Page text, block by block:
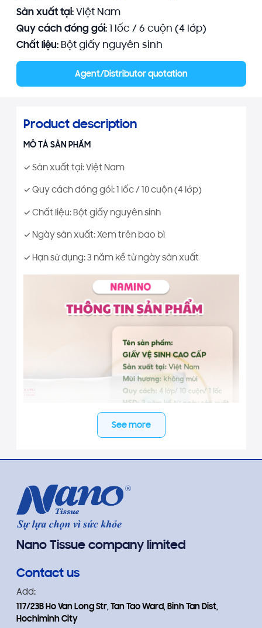
Sản xuất tại:Việt Nam
Quy cách đóng gói:1 lốc / 6 cuộn (4 lớp)
Chất liệu: Bột giấy nguyên sinh
Agent/Distributor quotation
Product description
MÔ TẢ SẢN PHẨM
✓ Sản xuất tại: Việt Nam
✓ Quy cách đóng gói: 1 lốc / 10 cuộn (4 lớp)
✓ Chất liệu: Bột giấy nguyên sinh
✓ Ngày sản xuất: Xem trên bao bì
✓ Hạn sử dụng: 3 năm kể từ ngày sản xuất
CÔNG DỤNG:
✓ Giấy có độ mềm thích hợp, không lo bột giấy
thừa bám trên da, không chứa chất tẩy trắng OBA,
không dùng hóa chất độc hại, không gây kích ứng,
không hương liệu.
✓ Sử dụng trong cuộc sống hàng ngày của mỗi gia
đình, để làm sạch khuôn mặt, rửa tay khi kết thúc
hoạt động thể chất.
See more
Nano Tissue company limited
Contact us
Add:
117/23B Ho Van Long Str, Tan Tao Ward, Binh Tan Dist,
Hochiminh City